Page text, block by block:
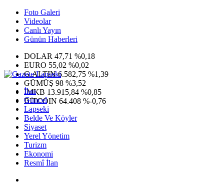
Foto Galeri
Videolar
Canlı Yayın
Günün Haberleri
DOLAR 47,71 %0,18
EURO 55,02 %0,02
G.ALTIN6.582,75 %1,39
GÜMÜŞ 98 %3,52
IMKB 13.915,84 %0,85
BITCOIN 64.408 %-0,76
İlan
Güncel
Lapseki
Belde Ve Köyler
Siyaset
Yerel Yönetim
Turizm
Ekonomi
Resmî İlan